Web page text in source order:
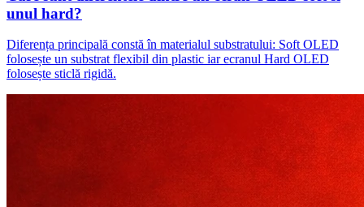
unul hard?
Diferența principală constă în materialul substratului: Soft OLED
folosește un substrat flexibil din plastic iar ecranul Hard OLED
folosește sticlă rigidă.